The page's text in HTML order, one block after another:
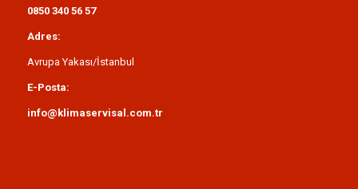
0850 340 56 57
Adres:
Avrupa Yakası/İstanbul
E-Posta:
info@klimaservisal.com.tr